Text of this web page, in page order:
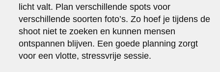
licht valt. Plan verschillende spots voor
verschillende soorten foto’s. Zo hoef je tijdens de
shoot niet te zoeken en kunnen mensen
ontspannen blijven. Een goede planning zorgt
voor een vlotte, stressvrije sessie.